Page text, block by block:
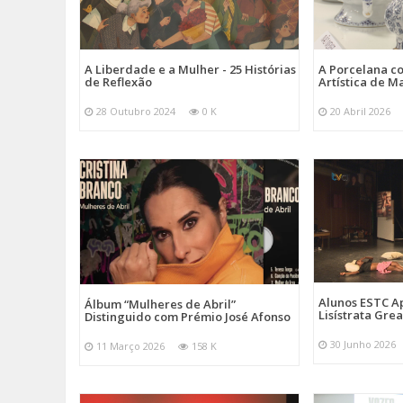
A Liberdade e a Mulher - 25 Histórias
de Reflexão
28 Outubro 2024 0 K
A Porcelana
Artística de
20 Abril 2026
Álbum “Mulheres de Abril”
Distinguido com Prémio José Afonso
11 Março 2026 158 K
Alunos ESTC
Lisístrata
30 Junho 2026